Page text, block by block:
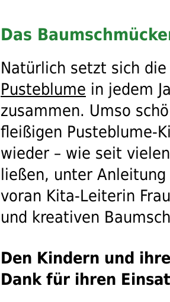
Das
Natürlich setzt sich
Pusteblume in jedem
zusammen. Umso
fleißigen Pusteblume-
wieder – wie seit
ließen, unter
voran Kita-Leiterin
und kreativen
Den Kindern und
Dank für ihren